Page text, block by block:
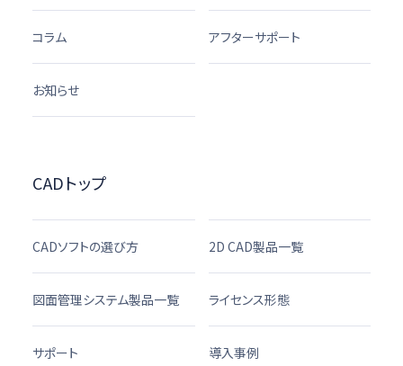
コラム アフターサポート
お知らせ
CADトップ
CADソフトの選び方 2D CAD製品一覧
図面管理システム製品一覧 ライセンス形態
サポート 導入事例